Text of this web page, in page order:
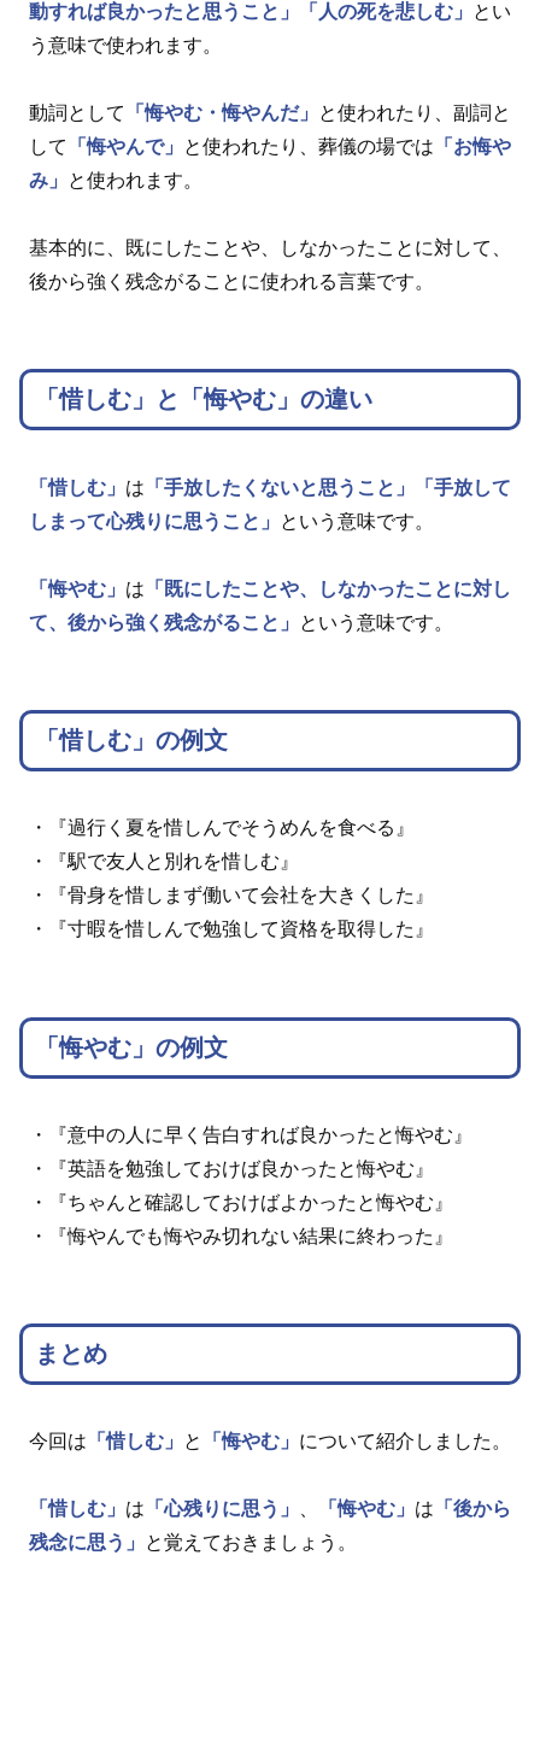
動すれば良かったと思うこと」
「人の死を悲しむ」
とい
う意味で使われます。
動詞として 「悔やむ・悔やんだ」
と使われたり、副詞と
して
「悔やんで」 と使われたり、葬儀の場では 「お悔や
み」
と使われます。
基本的に、既にしたことや、しなかったことに対して、
後から強く残念がることに使われる言葉です。
「惜しむ」と「悔やむ」の違い
「惜しむ」 は 「手放したくないと思うこと」
「手放して
しまって心残りに思うこと」
という意味です。
「悔やむ」 は 「既にしたことや、しなかったことに対し
て、後から強く残念がること」
という意味です。
「惜しむ」の例文
・『過行く夏を惜しんでそうめんを食べる』
・『駅で友人と別れを惜しむ』
・『骨身を惜しまず働いて会社を大きくした』
・『寸暇を惜しんで勉強して資格を取得した』
「悔やむ」の例文
・『意中の人に早く告白すれば良かったと悔やむ』
・『英語を勉強しておけば良かったと悔やむ』
・『ちゃんと確認しておけばよかったと悔やむ』
・『悔やんでも悔やみ切れない結果に終わった』
まとめ
今回は 「惜しむ」 と 「悔やむ」 について紹介しました。
「惜しむ」 は 「心残りに思う」 「悔やむ」 は 「後から
残念に思う」
と覚えておきましょう。